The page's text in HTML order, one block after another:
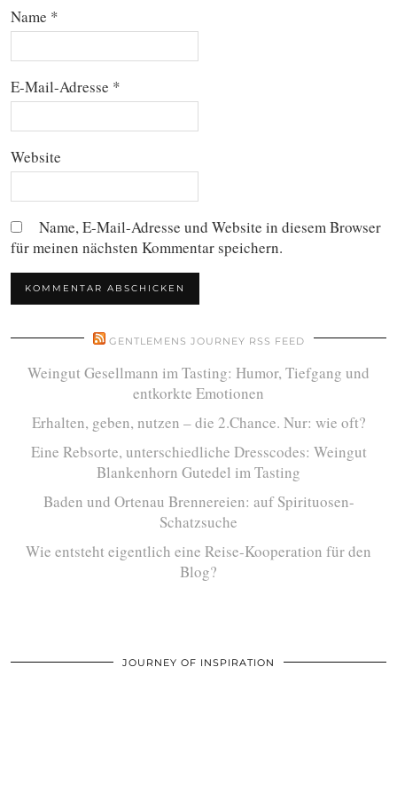
Name *
E-Mail-Adresse *
Website
Name, E-Mail-Adresse und Website in diesem Browser
für meinen nächsten Kommentar speichern.
GENTLEMENS JOURNEY RSS FEED
Weingut Gesellmann im Tasting: Humor, Tiefgang und
entkorkte Emotionen
Erhalten, geben, nutzen – die 2.Chance. Nur: wie oft?
Eine Rebsorte, unterschiedliche Dresscodes: Weingut
Blankenhorn Gutedel im Tasting
Baden und Ortenau Brennereien: auf Spirituosen-
Schatzsuche
Wie entsteht eigentlich eine Reise-Kooperation für den
Blog?
JOURNEY OF INSPIRATION